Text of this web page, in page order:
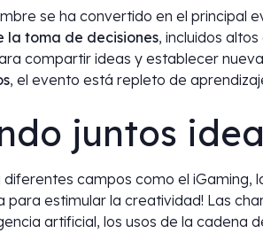
se ha convertido en el principal
la toma de decisiones, incluidos
compartir ideas y establecer
, el evento está repleto de
juntos
diferentes campos como el iGaming,
para estimular la creatividad! Las
artificial, los usos de la cadena